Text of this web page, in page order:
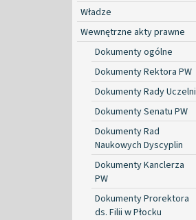
Władze
Wewnętrzne akty prawne
Dokumenty ogólne
Dokumenty Rektora PW
Dokumenty Rady Uczelni
Dokumenty Senatu PW
Dokumenty Rad
Naukowych Dyscyplin
Dokumenty Kanclerza
PW
Dokumenty Prorektora
ds. Filii w Płocku